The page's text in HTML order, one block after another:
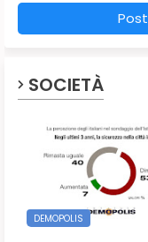
SOCIETÀ
DEMOPOLIS